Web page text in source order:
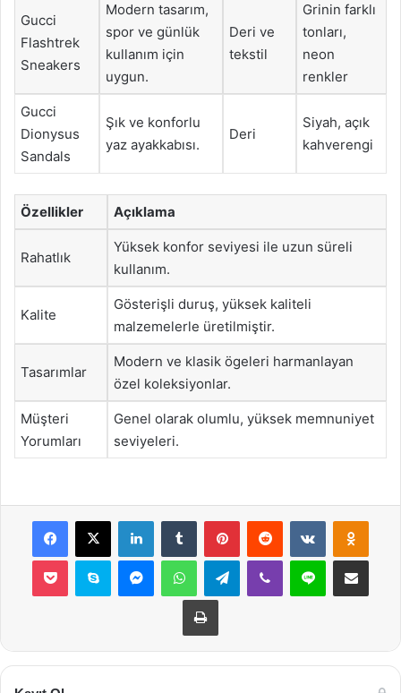
Gucci
Flashtrek
Sneakers
Modern tasarım,
spor ve günlük
kullanım için
uygun.
Deri ve
tekstil
Grinin farklı
tonları,
neon
renkler
Gucci
Dionysus
Sandals
Şık ve konforlu
yaz ayakkabısı.
Deri
Siyah, açık
kahverengi
Özellikler Açıklama
Rahatlık
Yüksek konfor seviyesi ile uzun süreli
kullanım.
Kalite
Gösterişli duruş, yüksek kaliteli
malzemelerle üretilmiştir.
Tasarımlar
Modern ve klasik ögeleri harmanlayan
özel koleksiyonlar.
Müşteri
Yorumları
Genel olarak olumlu, yüksek memnuniyet
seviyeleri.
Facebook
X LinkedInTumblr PinterestReddit VKontakte
Pocket Skype MessengerWhatsAppTelegramViber Line E-Posta ile
Yazdır